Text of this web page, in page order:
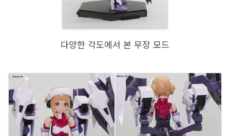
다양한 각도에서 본 무장 모드